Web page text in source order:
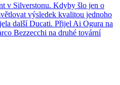
v Silverstonu. Kdyby šlo jen o
výsledek kvalitou jednoho
další Ducati. Přijel Ai Ogura na
Bezzecchi na druhé tovární